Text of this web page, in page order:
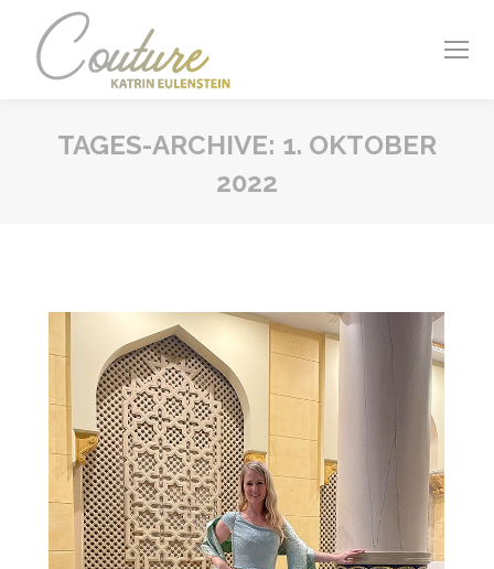
TAGES-ARCHIVE: 1. OKTOBER
2022